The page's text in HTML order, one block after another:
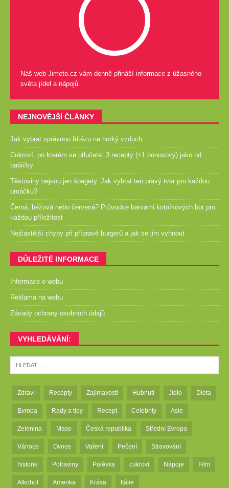
Náš web Jimeto.cz vám denně přináší informace z úžasného
světa jídel a nápojů.
NEJNOVĚJŠÍ ČLÁNKY
Jak vybrat správnou fritézu na horký vzduch
Cukroví, po kterém se utlučete: 3 recepty (+1 bonusový) jako od
babičky
Těstoviny nejsou jen špagety. Jak vybrat ten pravý tvar pro každou
omáčku?
Černá, béžová nebo červená? Průvodce barvami kotníkových bot pro
každou příležitost
Nejčastější chyby při přípravě burgerů a jak se jim vyhnout
DŮLEŽITÉ INFORMACE
Informace o webu
Reklama na webu
Zásady ochrany osobních údajů
VYHLEDÁVÁNÍ:
Zdraví Recepty Zajímavosti Hubnutí Jídlo Dieta
Evropa Rady a tipy Recept Celebrity Asie
Zelenina Maso Česká republika Střední Evropa
Vánoce Ovoce Vaření Pečení Stravování
historie Potraviny Polévka cukroví Nápoje Film
Alkohol Amerika Krása Itálie